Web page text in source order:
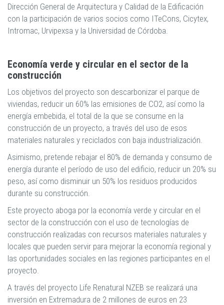
Dirección General de Arquitectura y Calidad de la Edificación
con la participación de varios socios como ITeCons, Cicytex,
Intromac, Urvipexsa y la Universidad de Córdoba.
Economía verde y circular en el sector de la
construcción
Los objetivos del proyecto son descarbonizar el parque de
viviendas, reducir un 60% las emisiones de CO2, así como la
energía embebida, el total de la que se consume en la
construcción de un proyecto, a través del uso de esos
materiales naturales y reciclados con baja industrialización.
Asimismo, pretende rebajar el 80% de demanda y consumo de
energía durante el período de uso del edificio, reducir un 20% su
peso, así como disminuir un 50% los residuos producidos
durante su construcción.
Este proyecto aboga por la economía verde y circular en el
sector de la construcción con el uso de tecnologías de
construcción realizadas con recursos materiales naturales y
locales que pueden servir para mejorar la economía regional y
las oportunidades sociales en las regiones participantes en el
proyecto.
A través del proyecto Life Renatural NZEB se realizará una
inversión en Extremadura de 2 millones de euros en 23